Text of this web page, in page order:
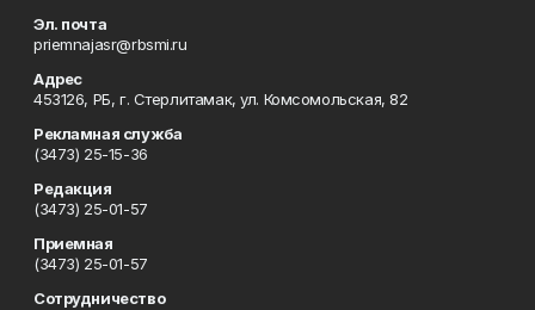
Эл. почта
priemnajasr@rbsmi.ru
Адрес
453126, РБ, г. Стерлитамак, ул. Комсомольская, 82
Рекламная служба
(3473) 25-15-36
Редакция
(3473) 25-01-57
Приемная
(3473) 25-01-57
Сотрудничество